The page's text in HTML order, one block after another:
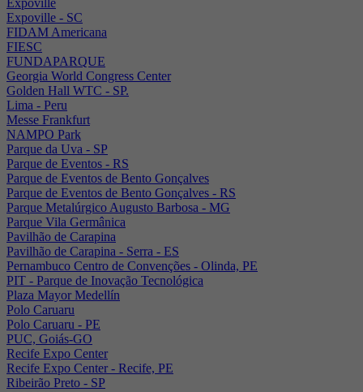
Expoville - SC
FIDAM Americana
FIESC
FUNDAPARQUE
Georgia World Congress Center
Golden Hall WTC - SP.
Lima - Peru
Messe Frankfurt
NAMPO Park
Parque da Uva - SP
Parque de Eventos - RS
Parque de Eventos de Bento Gonçalves
Parque de Eventos de Bento Gonçalves - RS
Parque Metalúrgico Augusto Barbosa - MG
Parque Vila Germânica
Pavilhão de Carapina
Pavilhão de Carapina - Serra - ES
Pernambuco Centro de Convenções - Olinda, PE
PIT - Parque de Inovação Tecnológica
Plaza Mayor Medellín
Polo Caruaru
Polo Caruaru - PE
PUC, Goiás-GO
Recife Expo Center
Recife Expo Center - Recife, PE
Ribeirão Preto - SP